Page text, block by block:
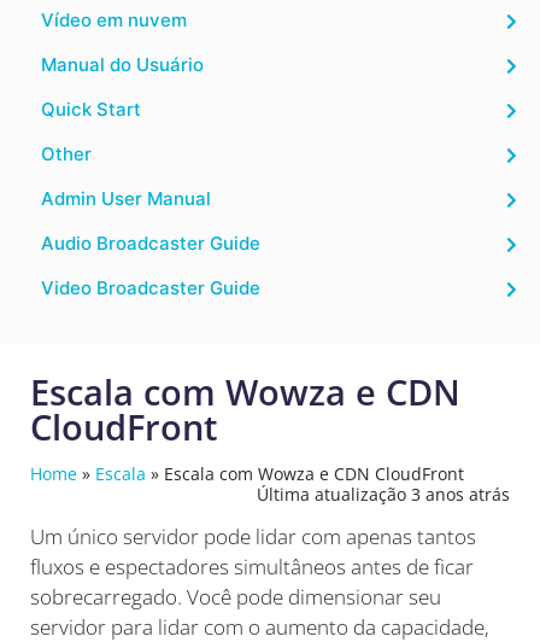
Vídeo em nuvem
Manual do Usuário
Quick Start
Other
Admin User Manual
Audio Broadcaster Guide
Video Broadcaster Guide
Escala com Wowza e CDN
CloudFront
Home » Escala » Escala com Wowza e CDN CloudFront
Última atualização 3 anos atrás
Um único servidor pode lidar com apenas tantos
fluxos e espectadores simultâneos antes de ficar
sobrecarregado. Você pode dimensionar seu
servidor para lidar com o aumento da capacidade,